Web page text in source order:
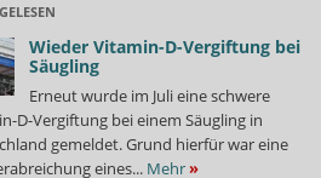
Wieder Vitamin-D-Vergiftung bei
Säugling
Erneut wurde im Juli eine schwere
D-Vergiftung bei einem Säugling in
gemeldet. Grund hierfür war eine
eines... Mehr»